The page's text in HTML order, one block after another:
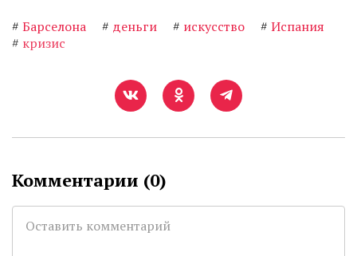
# Барселона # деньги # искусство # Испания
# кризис
Комментарии (0)